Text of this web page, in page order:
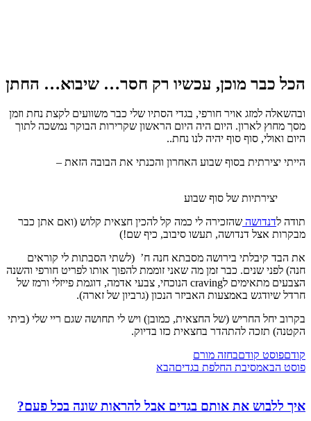
הכל כבר מוכן, עכשיו רק חסר… שיבוא… החתן
ובהשאלה למזג אויר חורפי, בגדי הסתיו שלי כבר משוועים לקצת נחת וזמן
מסך מחוץ לארון. היום היה היום הראשון שקרירות הבוקר נמשכה לתוך
היום ואולי, סוף סוף יהיה לנו נחת..
הייתי יצירתית בסוף שבוע האחרון והכנתי את הבובה הזאת –
יצירתיות של סוף שבוע
תודה לדנדושה שהזכירה לי כמה קל להכין חצאית קלוש (ואם אתן כבר
מבקרות אצל דנדושה, תעשו סיבוב, כיף שם!)
את הבד קיבלתי בירושה מסבתא חנה ח’ (לשתי הסבתות לי קוראים
חנה) לפני שנים. כבר זמן מה שאני זוממת להפוך אותו לפריט חורפי והשנה
הצבעים מתאימים לcraving הנוכחי, צבעי אדמה, דוגמת פייזלי ורמז של
חרדל שיודגש באמצעות האביזר הנכון (גרביון של זארה).
בקרוב יחל החריש (של החצאית, כמובן) ויש לי תחושה שגם ריי שלי (ביתי
הקטנה) תזכה להתהדר בחצאית כזו בדיוק.
קודםפוסט קודםבחזה מורם
פוסט הבאמסיבת החלפת בגדיםהבא
איך ללבוש את אותם בגדים אבל להראות שונה בכל פעם?